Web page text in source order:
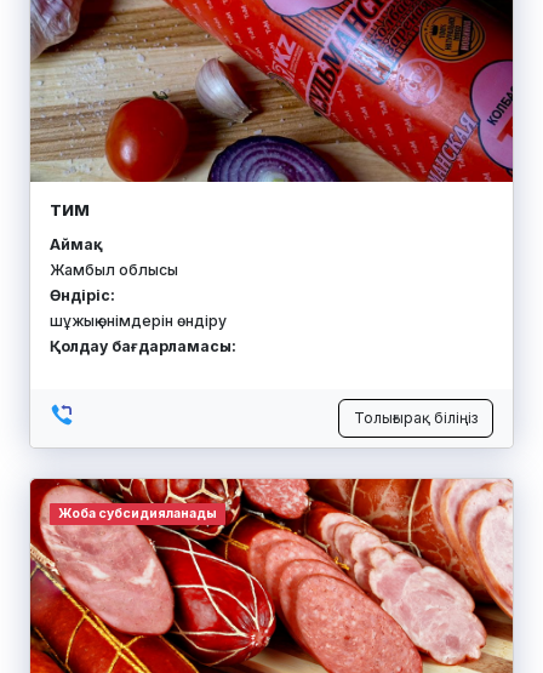
ТИМ
Аймақ:
Жамбыл облысы
Өндіріс:
шұжық өнімдерін өндіру
Қолдау бағдарламасы:
Толығырақ біліңіз
Жоба субсидияланады